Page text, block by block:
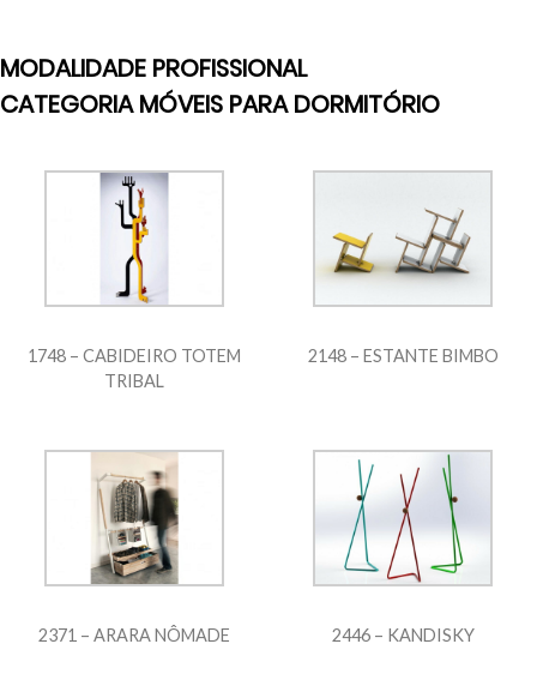
MODALIDADE PROFISSIONAL
CATEGORIA MÓVEIS PARA DORMITÓRIO
1748 – CABIDEIRO TOTEM
TRIBAL
2148 – ESTANTE BIMBO
2371 – ARARA NÔMADE 2446 – KANDISKY